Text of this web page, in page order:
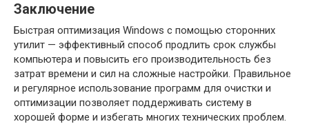
Заключение
Быстрая оптимизация Windows с помощью сторонних
утилит — эффективный способ продлить срок службы
компьютера и повысить его производительность без
затрат времени и сил на сложные настройки. Правильное
и регулярное использование программ для очистки и
оптимизации позволяет поддерживать систему в
хорошей форме и избегать многих технических проблем.